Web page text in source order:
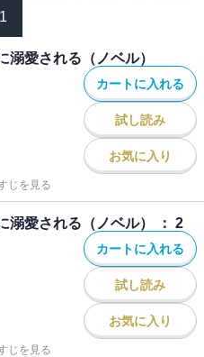
1
愛される（ノベル）
カートに入れる
試し読み
お気に入り
じを見る
溺愛される（ノベル） ： 2
カートに入れる
試し読み
お気に入り
じを見る